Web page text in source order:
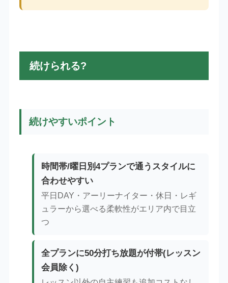
続けられる?
続けやすいポイント
時間帯/曜日別4プランで通うスタイルに
合わせやすい
平日DAY・アーリーナイター・休日・レギ
ュラーから選べる柔軟性がエリア内で目立
つ
全プランに50分打ち放題が付帯(レッスン
会員除く)